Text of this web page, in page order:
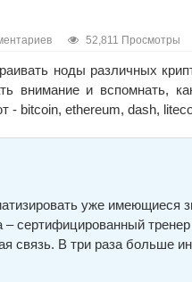
52,811 Просмотры
ноды различных
и вспомнать,
- bitcoin, ethereum, dash,
уже имеющиеся
– сертифицированный
связь. В три раза больше